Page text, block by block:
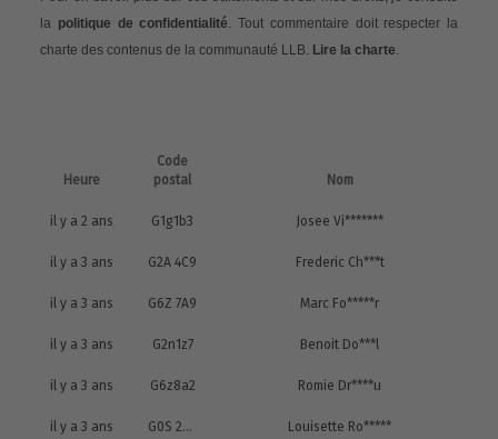
la politique de confidentialité. Tout commentaire doit respecter la
charte des contenus de la communauté LLB. Lire la charte.
Heure
Code
postal
Nom
il y a 2 ans G1g1b3 Josee Vi*******
il y a 3 ans G2A 4C9 Frederic Ch***t
il y a 3 ans G6Z 7A9 Marc Fo*****r
il y a 3 ans G2n1z7 Benoit Do***l
il y a 3 ans G6z8a2 Romie Dr****u
il y a 3 ans G0S 2G0 Louisette Ro*****